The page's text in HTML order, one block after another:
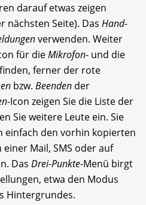
darauf etwas zeigen
nächsten Seite). Das Hand-
verwenden. Weiter
für dieMikrofon- und die
ferner der rote
bzw. Beenden der
-Icon zeigen Sie die Liste der
Sie weitere Leute ein. Sie
einfach den vorhin kopierten
Mail, SMS oder auf
Das Drei-Punkte-Menü birgt
etwa den Modus
Hintergrundes.